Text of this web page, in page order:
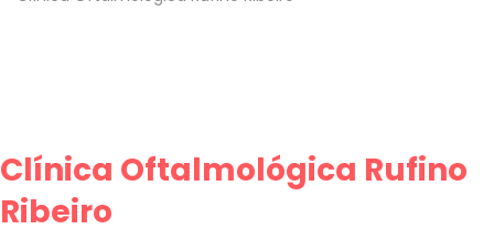
Clínica Oftalmológica Rufino
Ribeiro